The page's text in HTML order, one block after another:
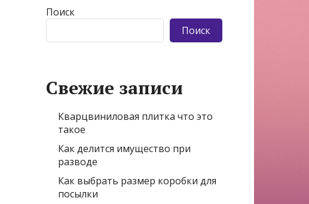
Поиск
Поиск
Свежие записи
Кварцвиниловая плитка что это
такое
Как делится имущество при
разводе
Как выбрать размер коробки для
посылки